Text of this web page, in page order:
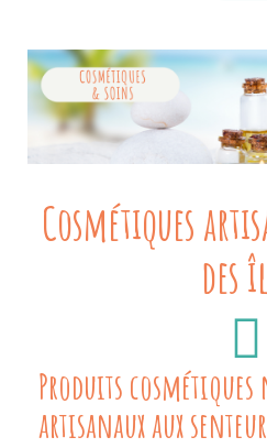
Cosmétiques
des
Produits
artisanaux aux